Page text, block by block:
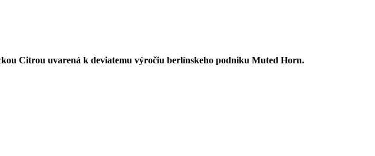
Citrou uvarená k deviatemu výročiu berlínskeho podniku Muted Horn.